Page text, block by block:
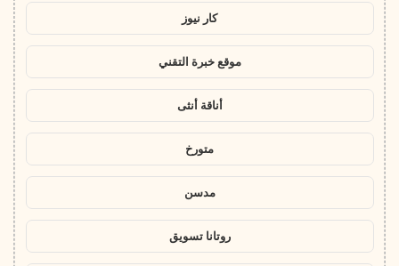
كار نيوز
موقع خبرة التقني
أناقة أنثى
متورخ
مدسن
روتانا تسويق